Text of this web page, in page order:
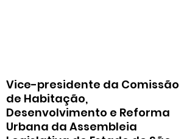
Vice-presidente da Comissão
de Habitação,
Desenvolvimento e Reforma
Urbana da Assembleia